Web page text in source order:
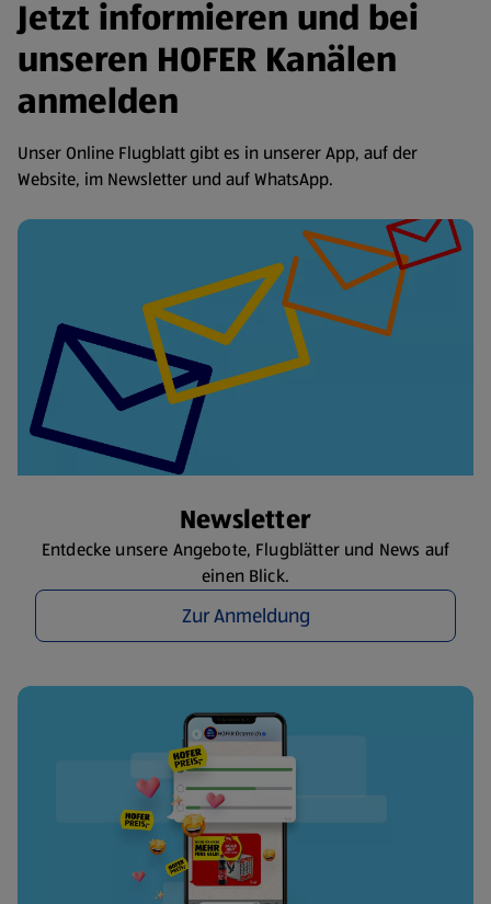
Jetzt informieren und bei
unseren HOFER Kanälen
anmelden
Unser Online Flugblatt gibt es in unserer App, auf der
Website, im Newsletter und auf WhatsApp.
Newsletter
Entdecke unsere Angebote, Flugblätter und News auf
einen Blick.
Zur Anmeldung